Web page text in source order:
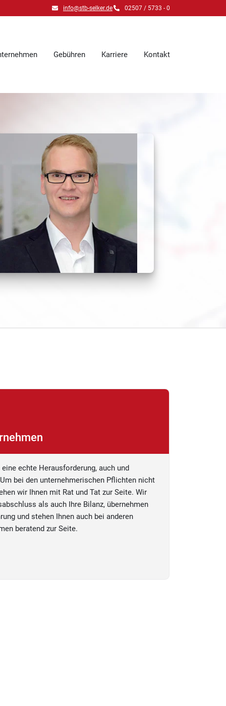
info@stb-selker.de 02507 / 5733 - 0
Gebühren Karriere Kontakt
echte Herausforderung, auch und
bei den unternehmerischen Pflichten nicht
wir Ihnen mit Rat und Tat zur Seite. Wir
als auch Ihre Bilanz, übernehmen
und stehen Ihnen auch bei anderen
beratend zur Seite.